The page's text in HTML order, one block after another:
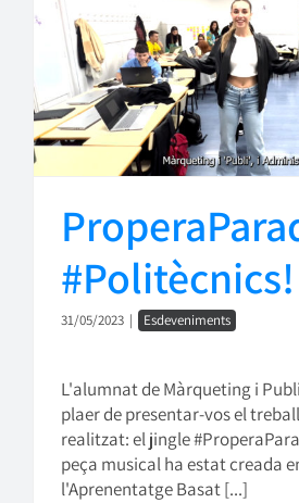
#Politècnics!
31/05/2023 | Esdeveniments
L'alumnat de Màrqueting i
plaer de presentar-vos el
realitzat: el jingle
peça musical ha estat creada
l'Aprenentatge Basat [...]